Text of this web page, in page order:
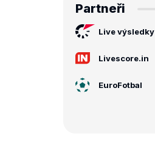
Partneři
Live výsledky
Livescore.in
EuroFotbal